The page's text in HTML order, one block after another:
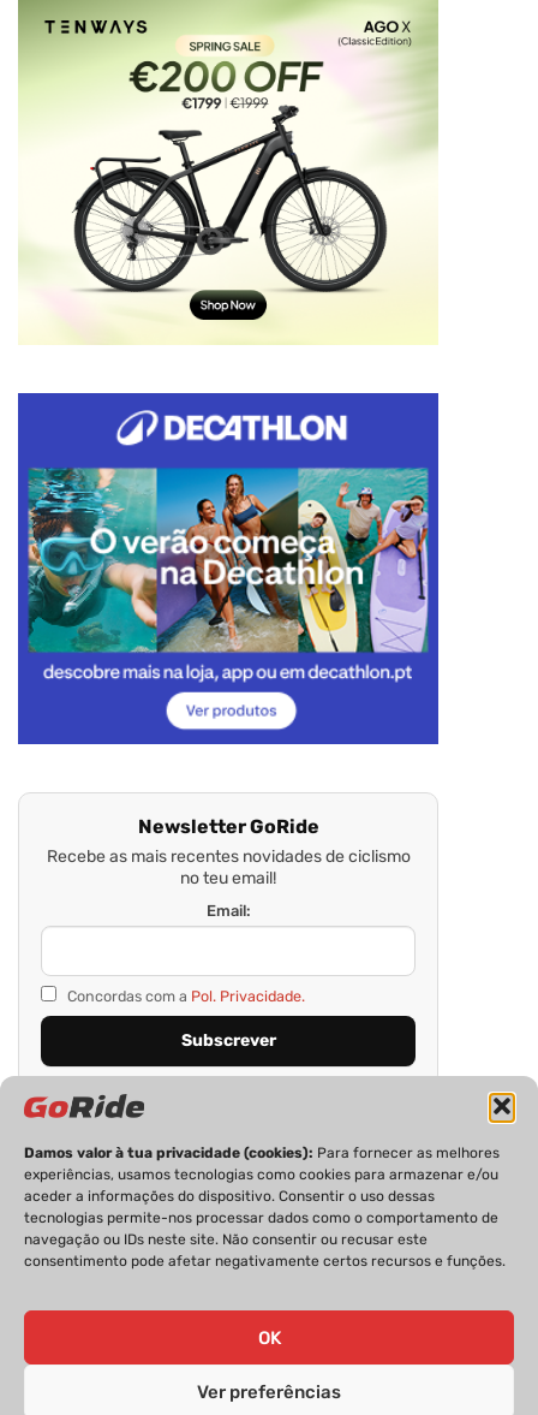
Damos valor à tua privacidade (cookies): Para fornecer as melhores
experiências, usamos tecnologias como cookies para armazenar e/ou
aceder a informações do dispositivo. Consentir o uso dessas
tecnologias permite-nos processar dados como o comportamento de
navegação ou IDs neste site. Não consentir ou recusar este
consentimento pode afetar negativamente certos recursos e funções.
OK
Ver preferências
Newsletter GoRide
Recebe as mais recentes novidades de ciclismo
no teu email!
Email:
Concordas com a Pol. Privacidade.
PRIVACIDADE FICHA TÉCNICA
ESTATUTO EDITORIAL